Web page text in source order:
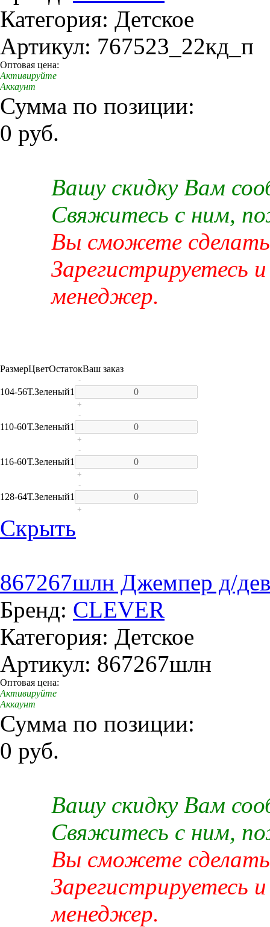
Категория: Детское
Артикул: 767523_22кд_п
Оптовая цена:
Активируйте
Аккаунт
Сумма по позиции:
0 руб.
Вашу скидку Вам
Свяжитесь с ним,
Вы сможете сделать
Зарегистрируетесь
менеджер.
РазмерЦветОстатокВаш заказ
104-56Т.Зеленый1
-
+
110-60Т.Зеленый1
-
+
116-60Т.Зеленый1
-
+
128-64Т.Зеленый1
-
+
Скрыть
867267шлн Джемпер д/
Бренд: CLEVER
Категория: Детское
Артикул: 867267шлн
Оптовая цена:
Активируйте
Аккаунт
Сумма по позиции:
0 руб.
Вашу скидку Вам
Свяжитесь с ним,
Вы сможете сделать
Зарегистрируетесь
менеджер.